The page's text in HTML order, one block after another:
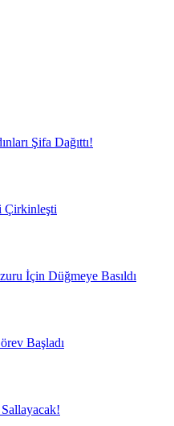
Şifa Dağıttı!
Çirkinleşti
İçin Düğmeye Basıldı
Başladı